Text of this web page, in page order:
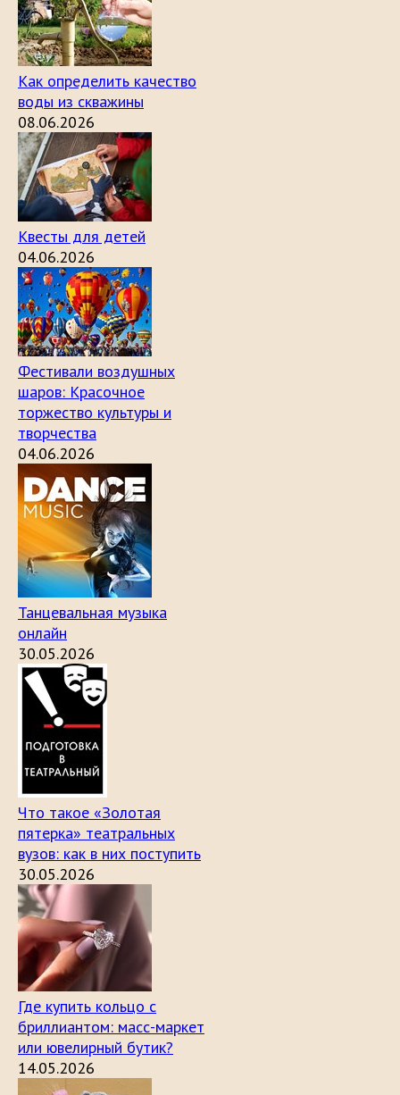
Как определить качество
воды из скважины
08.06.2026
Квесты для детей
04.06.2026
Фестивали воздушных
шаров: Красочное
торжество культуры и
творчества
04.06.2026
Танцевальная музыка
онлайн
30.05.2026
Что такое «Золотая
пятерка» театральных
вузов: как в них поступить
30.05.2026
Где купить кольцо с
бриллиантом: масс-маркет
или ювелирный бутик?
14.05.2026